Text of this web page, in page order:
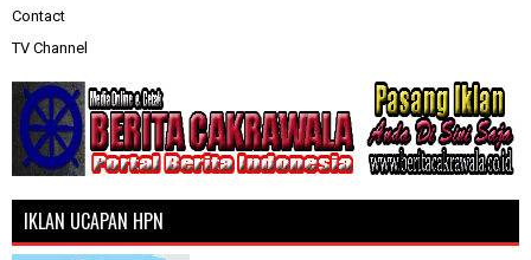
Contact
TV Channel
IKLAN UCAPAN HPN